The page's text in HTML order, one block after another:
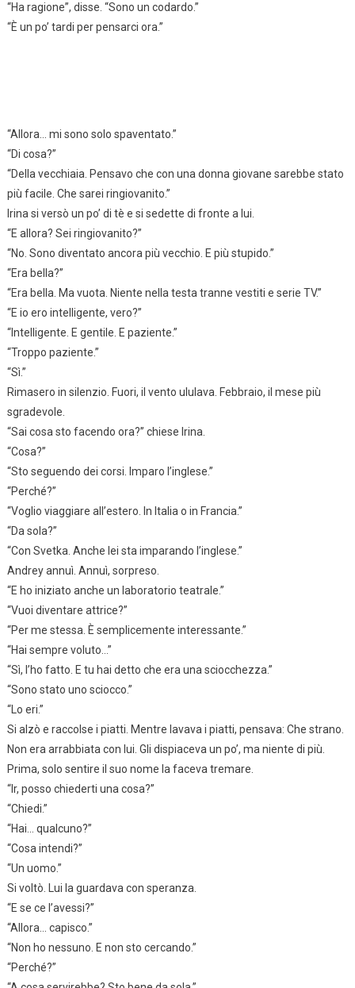
“Ha ragione”, disse. “Sono un codardo.”
“È un po’ tardi per pensarci ora.”
“Allora… mi sono solo spaventato.”
“Di cosa?”
“Della vecchiaia. Pensavo che con una donna giovane sarebbe stato
più facile. Che sarei ringiovanito.”
Irina si versò un po’ di tè e si sedette di fronte a lui.
“E allora? Sei ringiovanito?”
“No. Sono diventato ancora più vecchio. E più stupido.”
“Era bella?”
“Era bella. Ma vuota. Niente nella testa tranne vestiti e serie TV.”
“E io ero intelligente, vero?”
“Intelligente. E gentile. E paziente.”
“Troppo paziente.”
“Sì.”
Rimasero in silenzio. Fuori, il vento ululava. Febbraio, il mese più
sgradevole.
“Sai cosa sto facendo ora?” chiese Irina.
“Cosa?”
“Sto seguendo dei corsi. Imparo l’inglese.”
“Perché?”
“Voglio viaggiare all’estero. In Italia o in Francia.”
“Da sola?”
“Con Svetka. Anche lei sta imparando l’inglese.”
Andrey annuì. Annuì, sorpreso.
“E ho iniziato anche un laboratorio teatrale.”
“Vuoi diventare attrice?”
“Per me stessa. È semplicemente interessante.”
“Hai sempre voluto…”
“Sì, l’ho fatto. E tu hai detto che era una sciocchezza.”
“Sono stato uno sciocco.”
“Lo eri.”
Si alzò e raccolse i piatti. Mentre lavava i piatti, pensava: Che strano.
Non era arrabbiata con lui. Gli dispiaceva un po’, ma niente di più.
Prima, solo sentire il suo nome la faceva tremare.
“Ir, posso chiederti una cosa?”
“Chiedi.”
“Hai… qualcuno?”
“Cosa intendi?”
“Un uomo.”
Si voltò. Lui la guardava con speranza.
“E se ce l’avessi?”
“Allora… capisco.”
“Non ho nessuno. E non sto cercando.”
“Perché?”